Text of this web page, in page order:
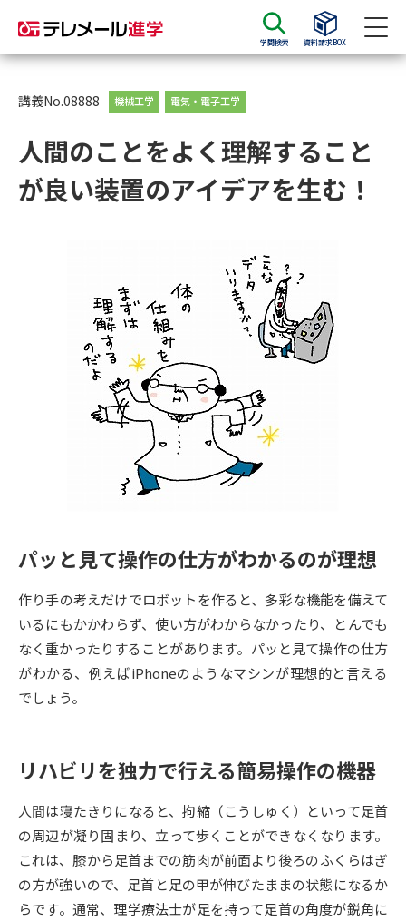
学問検索 資料請求BOX
資料請求
大学・短大の資料種類から請求
大学入学共通テスト利用選抜の
募集要項＆願書
大学・短大以外の資料から請求
専門学校の資料請求 大学院の資料請求
留学・進学関連、塾・予備校
大学入学共通テスト「受験案
内」の請求
大学入学共通テスト「受験上の
幼稚園教員資格認定試験 小学校教員資格認定試験
高等学校（情報）教員資格認定
試験
大学研究 大学検索
新増設大学・学部・学科特集
集
データサイエンス特集 奨学金・特待生制度特集
デジタルパンフレット 進路の３択
講義No.08888 機械工学 電気・電子工学
人間のことをよく理解すること
が良い装置のアイデアを生む！
パッと見て操作の仕方がわかるのが理想
作り手の考えだけでロボットを作ると、多彩な機能を備えて
いるにもかかわらず、使い方がわからなかったり、とんでも
なく重かったりすることがあります。パッと見て操作の仕方
がわかる、例えばiPhoneのようなマシンが理想的と言える
でしょう。
リハビリを独力で行える簡易操作の機器
人間は寝たきりになると、拘縮（こうしゅく）といって足首
の周辺が凝り固まり、立って歩くことができなくなります。
これは、膝から足首までの筋肉が前面より後ろのふくらはぎ
の方が強いので、足首と足の甲が伸びたままの状態になるか
らです。通常、理学療法士が足を持って足首の角度が鋭角に